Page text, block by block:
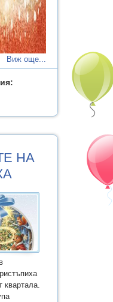
Виж още...
НА
квартала.